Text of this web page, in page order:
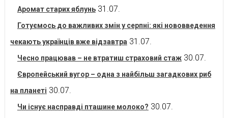
Аромат старих яблунь 31.07.
Готуємось до важливих змін у серпні: які нововведення
чекають українців вже відзавтра 31.07.
Чесно працював – не втратиш страховий стаж 30.07.
Європейський вугор – одна з найбільш загадкових риб
на планеті 30.07.
Чи існує насправді пташине молоко? 30.07.